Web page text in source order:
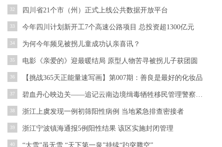
32 四川省21个市（州）正式上线公共数据开放平台
33 今年四川计划新开工7个高速公路项目 总投资超1300亿元
34 为何今年频见被拐儿童成功认亲喜讯？
35 电影《亲爱的》迎最暖结局 原型人物苦寻被拐儿子获团圆
36 【挑战365天正能量速写画】第007期：善良是最好的化妆品
37 碧血丹心映边关——追记云南边境缉毒牺牲移民管理警察蔡晓东
38 浙江上虞发现一例初筛阳性病例 当地紧急排查密接者
39 浙江宁波镇海通报5例阳性结果 该区实施封闭管理
40 “大雪”虽无雪 “天下第一泉”持续“趵突腾空”